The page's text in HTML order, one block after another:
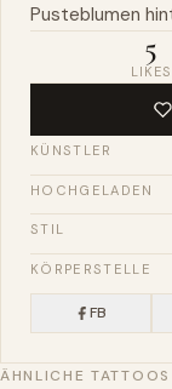
Pusteblumen
5
LIKES
KÜNSTLER
HOCHGELADEN
STIL
KÖRPERSTELLE
FB
ÄHNLICHE TATTOOS